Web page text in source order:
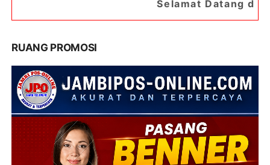
Selamat Datang di Portal Berita
RUANG PROMOSI